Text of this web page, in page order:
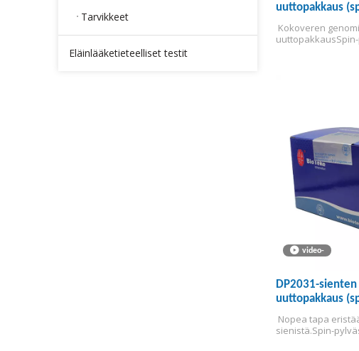
Tarvikkeet
Eläinlääketieteelliset testit
uuttopakkaus
Kokoveren
uuttopakkaus
video-
DP2031-
uuttopakkaus
Nopea tapa
sienistä.Spin-